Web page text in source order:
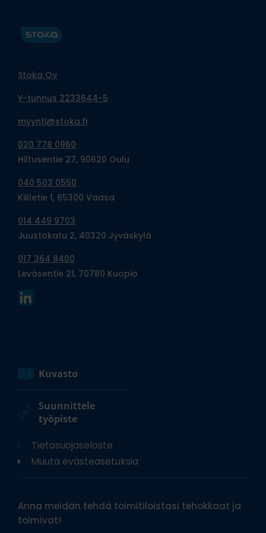
Stoka Oy
Y-tunnus 2233644-5
myynti@stoka.fi
020 778 0860
Hiltusentie 27, 90620 Oulu
040 503 0550
Kiilletie 1, 65300 Vaasa
014 449 9703
Juustokatu 2, 40320 Jyväskylä
017 364 8400
Leväsentie 21, 70780 Kuopio
Kuvasto
Suunnittele
työpiste
Tietosuojaseloste
Muuta evästeasetuksia
Anna meidän tehdä toimitiloistasi tehokkaat ja
toimivat!